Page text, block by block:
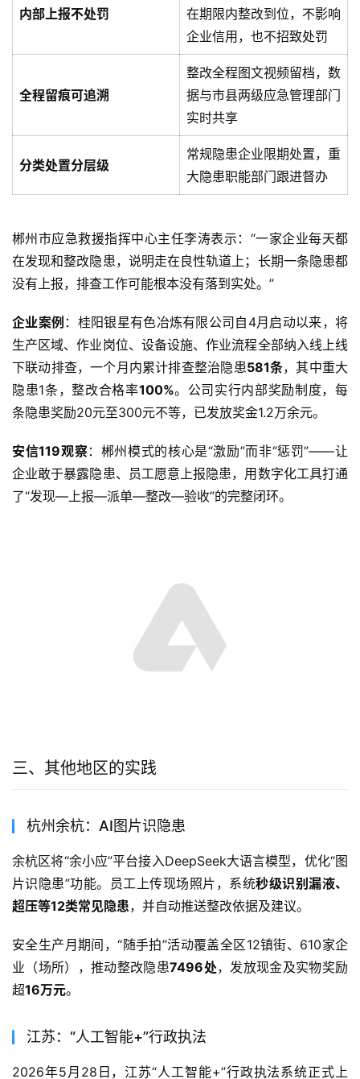
内部上报不处罚
在期限内整改到位，不影响
企业信用，也不招致处罚
全程留痕可追溯
整改全程图文视频留档，数
据与市县两级应急管理部门
实时共享
分类处置分层级
常规隐患企业限期处置，重
大隐患职能部门跟进督办
郴州市应急救援指挥中心主任李涛表示：“一家企业每天都
在发现和整改隐患，说明走在良性轨道上；长期一条隐患都
没有上报，排查工作可能根本没有落到实处。”
企业案例 ：桂阳银星有色冶炼有限公司自4月启动以来，将
生产区域、作业岗位、设备设施、作业流程全部纳入线上线
下联动排查，一个月内累计排查整治隐患581条，其中重大
隐患1条，整改合格率100%。公司实行内部奖励制度，每
条隐患奖励20元至300元不等，已发放奖金1.2万余元。
安信119观察：郴州模式的核心是“激励”而非“惩罚”——让
企业敢于暴露隐患、员工愿意上报隐患，用数字化工具打通
了“发现—上报—派单—整改—验收”的完整闭环。
三、其他地区的实践
杭州余杭：AI图片识隐患
余杭区将“余小应”平台接入DeepSeek大语言模型，优化“图
片识隐患”功能。员工上传现场照片，系统秒级识别漏液、
超压等12类常见隐患，并自动推送整改依据及建议。
安全生产月期间，“随手拍”活动覆盖全区12镇街、610家企
业（场所），推动整改隐患7496处，发放现金及实物奖励
超16万元。
江苏：“人工智能+”行政执法
2026年5月28日，江苏“人工智能+”行政执法系统正式上